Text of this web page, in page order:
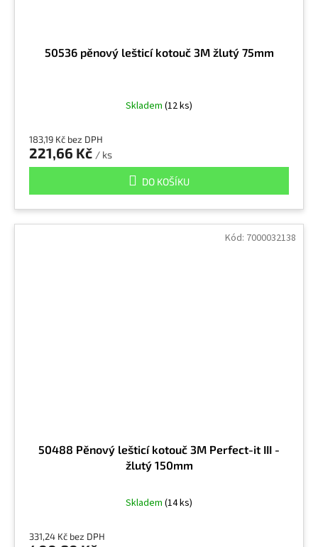
50536 pěnový lešticí kotouč 3M žlutý 75mm
Skladem (12 ks)
183,19 Kč bez DPH
221,66 Kč / ks
DO KOŠÍKU
50488 Pěnový lešticí kotouč 3M Perfect-it III -
žlutý 150mm
Skladem (14 ks)
331,24 Kč bez DPH
Kód: 7000032138